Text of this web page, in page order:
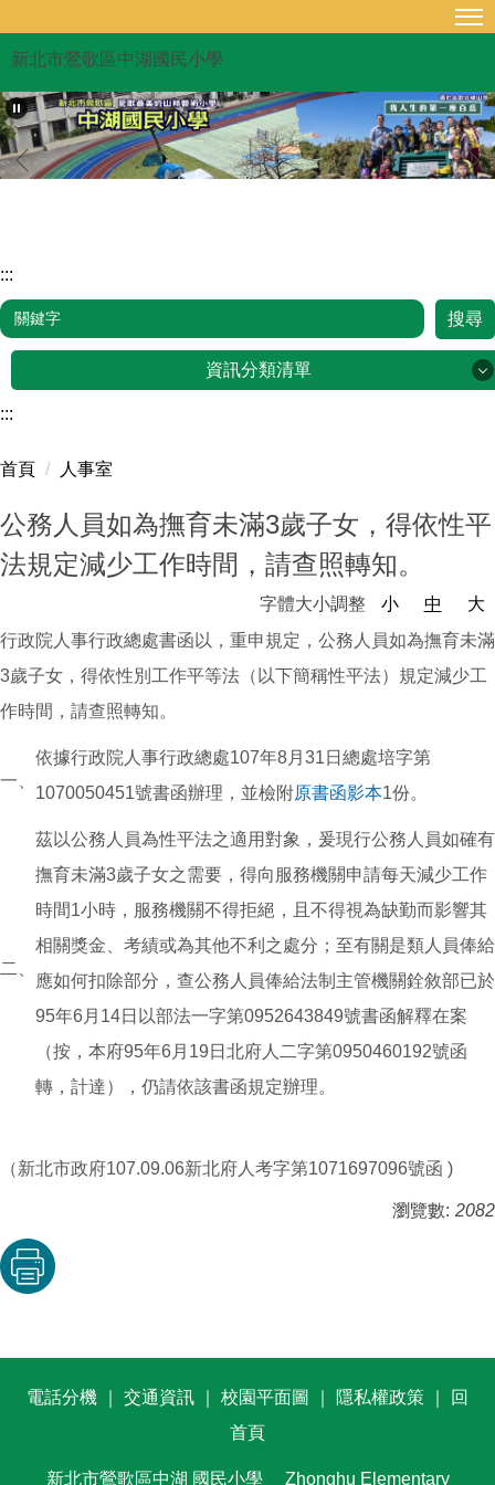
主
要
內
容
區
新北市鶯歌區中湖國民小學
:::
搜尋
資訊分類清單
行政單位
家長會
榮耀e中湖
招生與轉學
親師生專區
活動相簿
:::
首頁 人事室
公務人員如為撫育未滿3歲子女，得依性平
法規定減少工作時間，請查照轉知。
字體大小調整 小 中
大
行政院人事行政總處書函以，重申規定，公務人員如為撫育未滿
3歲子女，得依性別工作平等法（以下簡稱性平法）規定減少工
作時間，請查照轉知。
一、
依據行政院人事行政總處107年8月31日總處培字第
1070050451號書函辦理，並檢附原書函影本1份。
二、
茲以公務人員為性平法之適用對象，爰現行公務人員如確有
撫育未滿3歲子女之需要，得向服務機關申請每天減少工作
時間1小時，服務機關不得拒絕，且不得視為缺勤而影響其
相關獎金、考績或為其他不利之處分；至有關是類人員俸給
應如何扣除部分，查公務人員俸給法制主管機關銓敘部已於
95年6月14日以部法一字第0952643849號書函解釋在案
（按，本府95年6月19日北府人二字第0950460192號函
轉，計達），仍請依該書函規定辦理。
（新北市政府107.09.06新北府人考字第1071697096號函 )
瀏覽數: 2082
電話分機 交通資訊 校園平面圖 隱私權政策
回
首頁
新北市鶯歌區中湖 國民小學 Zhonghu Elementary